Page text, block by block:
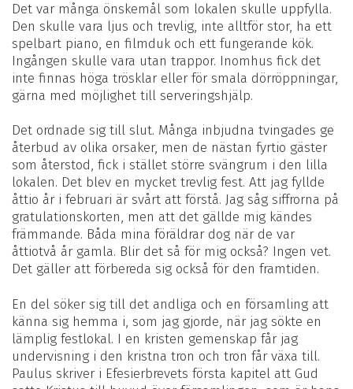
Det var många önskemål som lokalen skulle uppfylla.
Den skulle vara ljus och trevlig, inte alltför stor, ha ett
spelbart piano, en filmduk och ett fungerande kök.
Ingången skulle vara utan trappor. Inomhus fick det
inte finnas höga trösklar eller för smala dörröppningar,
gärna med möjlighet till serveringshjälp.
Det ordnade sig till slut. Många inbjudna tvingades ge
återbud av olika orsaker, men de nästan fyrtio gäster
som återstod, fick i stället större svängrum i den lilla
lokalen. Det blev en mycket trevlig fest. Att jag fyllde
åttio år i februari är svårt att förstå. Jag såg siffrorna på
gratulationskorten, men att det gällde mig kändes
främmande. Båda mina föräldrar dog när de var
åttiotvå år gamla. Blir det så för mig också? Ingen vet.
Det gäller att förbereda sig också för den framtiden.
En del söker sig till det andliga och en församling att
känna sig hemma i, som jag gjorde, när jag sökte en
lämplig festlokal. I en kristen gemenskap får jag
undervisning i den kristna tron och tron får växa till.
Paulus skriver i Efesierbrevets första kapitel att Gud